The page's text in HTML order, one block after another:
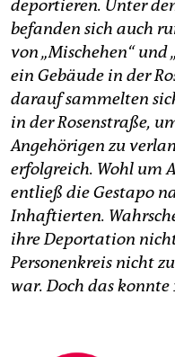
deportieren. Unter
befanden sich auch
von „Mischehen“ und
ein Gebäude in der
darauf sammelten
in der Rosenstraße,
Angehörigen zu
erfolgreich. Wohl um
entließ die Gestapo
Inhaftierten.
ihre Deportation
Personenkreis nicht
war. Doch das konnte